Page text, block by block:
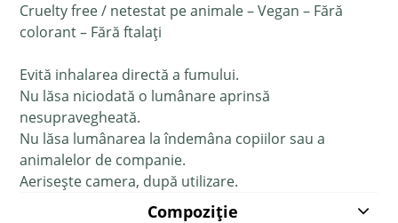
Cruelty free / netestat pe animale – Vegan – Fără
colorant – Fără ftalați
Evită inhalarea directă a fumului.
Nu lăsa niciodată o lumânare aprinsă
nesupravegheată.
Nu lăsa lumânarea la îndemâna copiilor sau a
animalelor de companie.
Aerisește camera, după utilizare.
Compoziție